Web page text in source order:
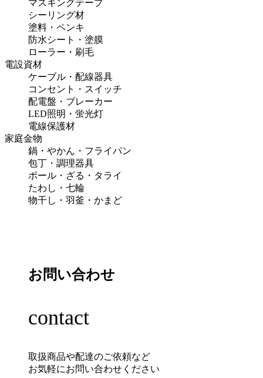
マスキングテープ
シーリング材
塗料・ペンキ
防水シート・塗膜
ローラー・刷毛
電設資材
ケーブル・配線器具
コンセント・スイッチ
配電盤・ブレーカー
LED照明・蛍光灯
電線保護材
家庭金物
鍋・やかん・フライパン
包丁・調理器具
ボール・ざる・タライ
たわし・七輪
物干し・羽釜・かまど
お問い合わせ
contact
取扱商品や配達のご依頼など
お気軽にお問い合わせください